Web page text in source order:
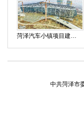
菏泽汽车小镇项目建设正酣
中共菏泽市